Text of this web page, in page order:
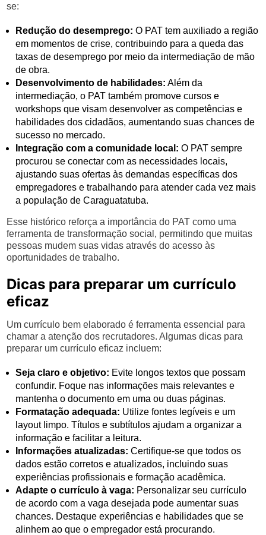
se:
Redução do desemprego: O PAT tem auxiliado a região
em momentos de crise, contribuindo para a queda das
taxas de desemprego por meio da intermediação de mão
de obra.
Desenvolvimento de habilidades: Além da
intermediação, o PAT também promove cursos e
workshops que visam desenvolver as competências e
habilidades dos cidadãos, aumentando suas chances de
sucesso no mercado.
Integração com a comunidade local: O PAT sempre
procurou se conectar com as necessidades locais,
ajustando suas ofertas às demandas específicas dos
empregadores e trabalhando para atender cada vez mais
a população de Caraguatatuba.
Esse histórico reforça a importância do PAT como uma
ferramenta de transformação social, permitindo que muitas
pessoas mudem suas vidas através do acesso às
oportunidades de trabalho.
Dicas para preparar um currículo
eficaz
Um currículo bem elaborado é ferramenta essencial para
chamar a atenção dos recrutadores. Algumas dicas para
preparar um currículo eficaz incluem:
Seja claro e objetivo: Evite longos textos que possam
confundir. Foque nas informações mais relevantes e
mantenha o documento em uma ou duas páginas.
Formatação adequada: Utilize fontes legíveis e um
layout limpo. Títulos e subtítulos ajudam a organizar a
informação e facilitar a leitura.
Informações atualizadas: Certifique-se que todos os
dados estão corretos e atualizados, incluindo suas
experiências profissionais e formação acadêmica.
Adapte o currículo à vaga: Personalizar seu currículo
de acordo com a vaga desejada pode aumentar suas
chances. Destaque experiências e habilidades que se
alinhem ao que o empregador está procurando.